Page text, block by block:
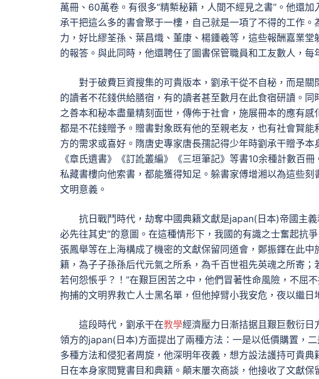
萬冊、60萬卷。有很多“精槧秘籍，人間不經見之書”。他還
承干把這么多的書會聚于一樓，自己就是一項了不得的工作
力，好比繆荃孫、葉昌熾、董康、楊鍾羲等，這些報酬嘉業
的報答。與此同時，他還聘任了圖書保管職員和工友數人，每
對于破費巨資搜集的可貴版本，劉承干從不自秘，而是
的讀者不花錢供給膳宿，有的讀者甚至數月在此食宿研讀。
之善本和秘本盡量精刻面世，傳佈于社會，施展冊本的應有
都是不花錢贈予。贈書對象既有他的至親老友，也有社會賢
方的需求或喜好。隋唐史專家唐長孺記得少年時劉承干贈予
《章氏遺書》《訂訛叢編》《三垣筆記》等書10余種計數百
私藏書樓向他索書，都能獲得知足。躲書家傅增湘以為這些
文明意義。
抗日戰鬥時代，劫奪中國典籍文獻是japan(日本)帝國主
必先往其史”的意圖。在這種情形下，我國的有識之士奮起抗
張鳳舉等在上海構成了機密的文獻保留同道會，鄭振鐸在此
籍，為子子孫孫后代元氣之所系，為千百世祖先英魂之所寄
若何怨悵乎？！”在艱巨困苦之中，他們冒著性命風險，不屈
拘捕的文明界救亡人士黑名單，但他掉臂小我安危，夜以繼日
這段時代，劉承干在教學經濟壓力日漸拮据且艱巨敷衍
領方的japan(日本)方面提出了兩種方法：一是以低價購置，
多種方法和侵犯者周旋，他深明年夜義，想方設法護持可貴
日在本身家閱覽書目和典籍。顛末屢次商談，他接收了文獻